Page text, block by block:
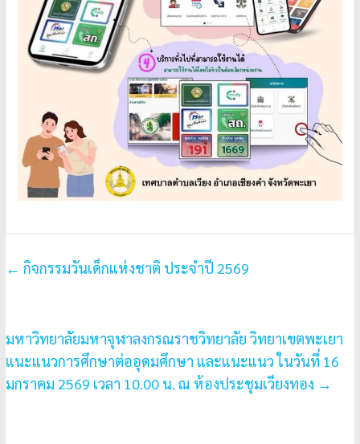
← กิจกรรมวันเด็กแห่งชาติ ประจำปี 2569
มหาวิทยาลัยมหาจุฬาลงกรณราชวิทยาลัย วิทยาเขตพะเยา
แนะแนวการศึกษาต่ออุดมศึกษา และแนะแนว ในวันที่ 16
มกราคม 2569 เวลา 10.00 น. ณ ห้องประชุมเวียงทอง →